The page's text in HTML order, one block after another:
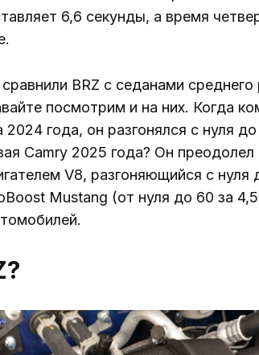
6,6 секунды, а время
BRZ с седанами среднего
посмотрим и на них. Когда
года, он разгонялся с нуля
Camry 2025 года? Он преодолел
V8, разгоняющийся с нуля
Mustang (от нуля до 60 за